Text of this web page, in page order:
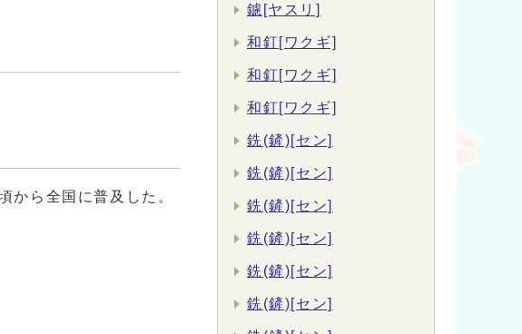
から全国に普及した。
鑢[ヤスリ]
和釘[ワクギ]
和釘[ワクギ]
和釘[ワクギ]
銑(鏟)[セン]
銑(鏟)[セン]
銑(鏟)[セン]
銑(鏟)[セン]
銑(鏟)[セン]
銑(鏟)[セン]